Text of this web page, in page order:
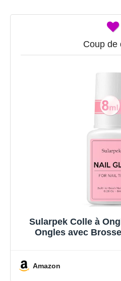
Coup de
Sularpek Colle à
Ongles avec
Faux,
Amazon